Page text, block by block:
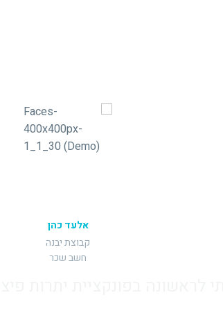
אלעד כהן
קבוצת יבנה
חשב שכר